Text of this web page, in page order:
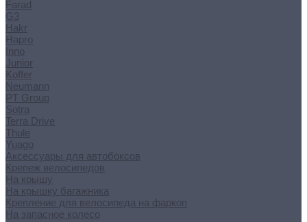
Farad
G3
Hakr
Hapro
Inno
Junior
Koffer
Neumann
PT Group
Sotra
Terra Drive
Thule
Yuago
Аксессуары для автобоксов
Крепеж велосипедов
На крышу
На крышку багажника
Крепление для велосипеда на фаркоп
На запасное колесо